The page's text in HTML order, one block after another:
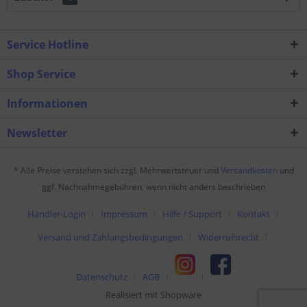
Service Hotline
Shop Service
Informationen
Newsletter
* Alle Preise verstehen sich zzgl. Mehrwertsteuer und Versandkosten und
ggf. Nachnahmegebühren, wenn nicht anders beschrieben
Händler-Login Impressum Hilfe / Support
Kontakt
Versand und Zahlungsbedingungen
Widerrufsrecht
Datenschutz
AGB
Realisiert mit Shopware